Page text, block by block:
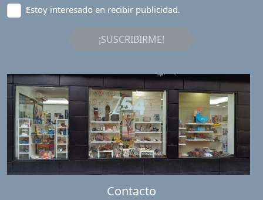
Estoy interesado en recibir publicidad.
¡SUSCRIBIRME!
Contacto